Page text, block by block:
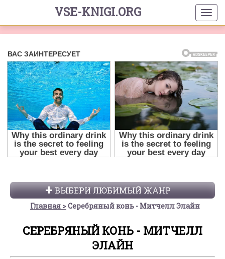
VSE-KNIGI.ORG
ВЫБЕРИ ЛЮБИМЫЙ ЖАНР
Главная Серебряный конь - Митчелл Элайн
СЕРЕБРЯНЫЙ КОНЬ - МИТЧЕЛЛ
ЭЛАЙН